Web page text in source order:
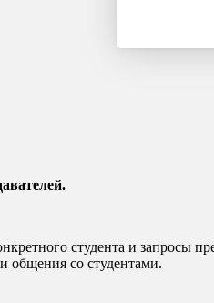
студента и запросы
общения со студентами.